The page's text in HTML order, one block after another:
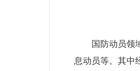
国防动员领域
息动员等。其中